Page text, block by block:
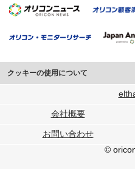
クッキーの使用について
このサイトでは Cookie を使用して、
行っています。
メディアや広告配信、データ解析の各
ユーザーが各パートナーのサービス
会社概要
お問い合わせ
©